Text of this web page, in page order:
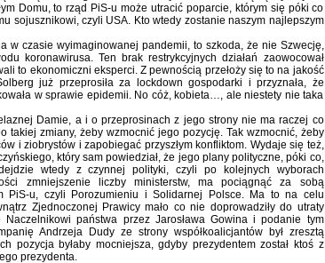
Domu, to rząd PiS-u może utracić poparcie, którym się póki co
sojusznikowi, czyli USA. Kto wtedy zostanie naszym najlepszym
w czasie wyimaginowanej pandemii, to szkoda, że nie Szwecję,
koronawirusa. Ten brak restrykcyjnych działań zaowocował
to ekonomiczni eksperci. Z pewnością przełoży się to na jakość
już przeprosiła za lockdown gospodarki i przyznała, że
w sprawie epidemii. No cóż, kobieta…, ale niestety nie taka
Damie, a i o przeprosinach z jego strony nie ma raczej co
zmiany, żeby wzmocnić jego pozycję. Tak wzmocnić, żeby
i ziobrystów i zapobiegać przyszłym konfliktom. Wydaje się też,
który sam powiedział, że jego plany polityczne, póki co,
wtedy z czynnej polityki, czyli po kolejnych wyborach
zmniejszenie liczby ministerstw, ma pociągnąć za sobą
PiS-u, czyli Porozumieniu i Solidarnej Polsce. Ma to na celu
Zjednoczonej Prawicy mało co nie doprowadziły do utraty
państwa przez Jarosława Gowina i podanie tym
Andrzeja Dudy ze strony współkoalicjantów był zresztą
pozycja byłaby mocniejsza, gdyby prezydentem został ktoś z
prezydenta.